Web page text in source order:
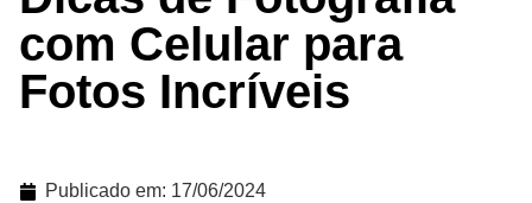
com Celular para
Fotos Incríveis
Publicado em: 17/06/2024